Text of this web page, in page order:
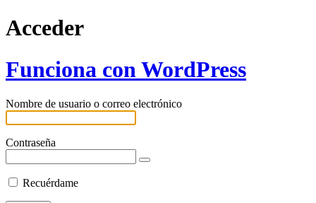
Acceder
Funciona con WordPress
Nombre de usuario o correo electrónico
Contraseña
Recuérdame